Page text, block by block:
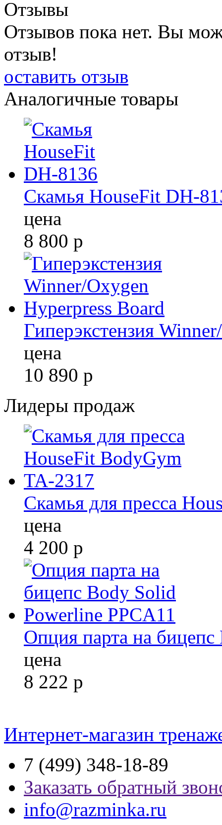
Отзывы
Отзывов пока нет. Вы
отзыв!
оставить отзыв
Аналогичные товары
Скамья HouseFit DH-
цена
8 800 р
Гиперэкстензия
цена
10 890 р
Лидеры продаж
Скамья для пресса
цена
4 200 р
Опция парта на
цена
8 222 р
Интернет-магазин
7 (499) 348-18-89
Заказать обратный
info@razminka.ru